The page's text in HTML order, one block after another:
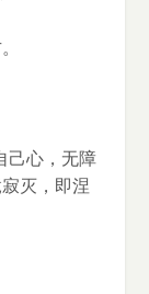
己心，无障
灭，即涅